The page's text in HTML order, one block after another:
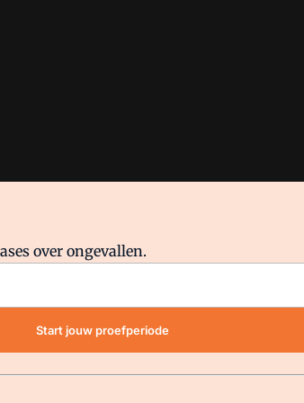
voor staat. Op gebruik van deze site zijn de
over ongevallen.
Start jouw proefperiode